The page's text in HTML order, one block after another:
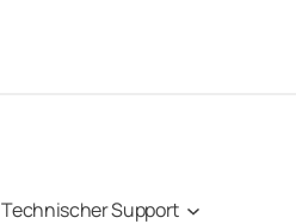
Technischer Support